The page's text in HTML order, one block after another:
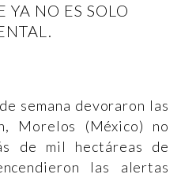
YA NO ES SOLO
semana devoraron las
Morelos (México) no
de mil hectáreas de
las alertas